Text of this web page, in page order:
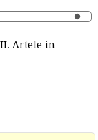
Artele in